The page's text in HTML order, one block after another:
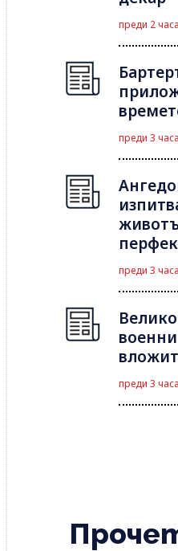
преди 2 часа
преди 3 часа
преди 3 часа
преди 3 часа